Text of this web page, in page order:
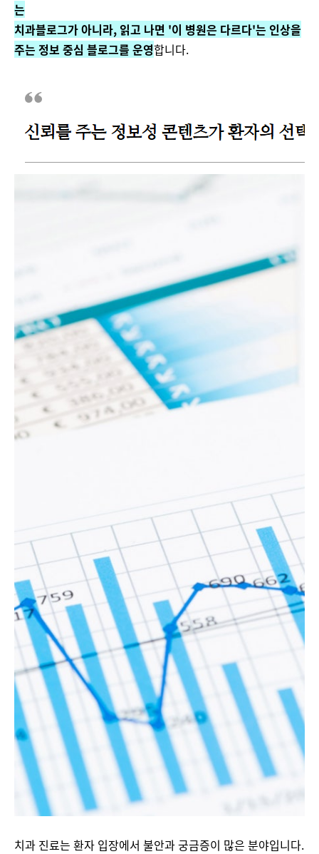
는
치과블로그가 아니라, 읽고 나면 '이 병원은 다르다'는 인상을
주는 정보 중심 블로그를 운영합니다.
치과 진료는 환자 입장에서 불안과 궁금증이 많은 분야입니다.